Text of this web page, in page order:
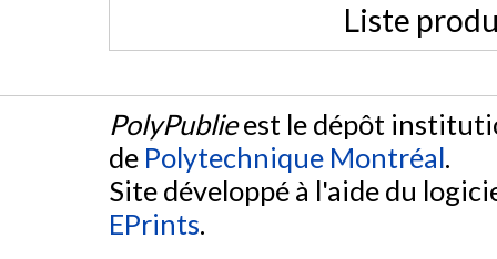
Liste
PolyPublieest le dépôt
de Polytechnique Montréal.
Site développé à l'aide du
EPrints.